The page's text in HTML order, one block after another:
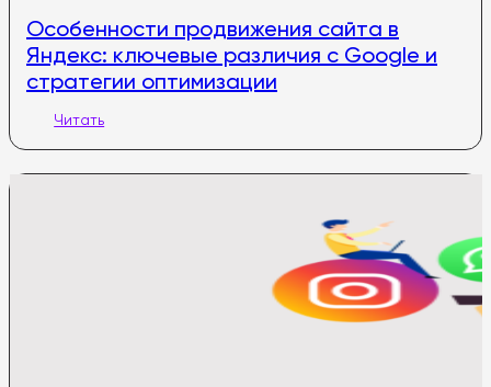
Особенности продвижения сайта в
Яндекс: ключевые различия с Google и
стратегии оптимизации
Читать